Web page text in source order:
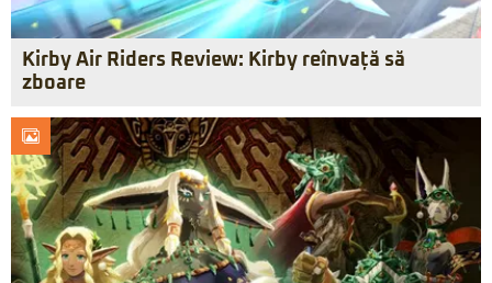
Kirby Air Riders Review: Kirby reînvață să
zboare